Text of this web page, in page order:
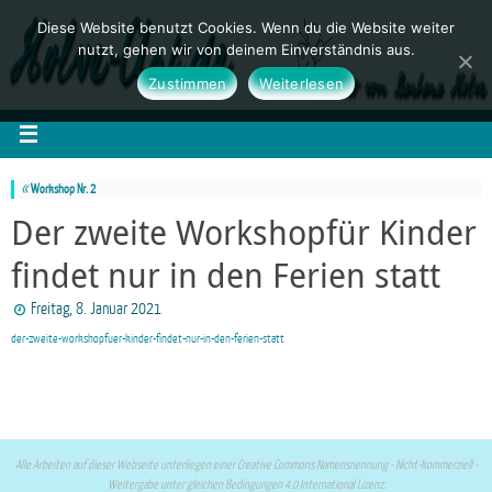
«Workshop Nr. 2
Der zweite Workshopfür Kinder
findet nur in den Ferien statt
Freitag, 8. Januar 2021
der-zweite-workshopfuer-kinder-findet-nur-in-den-ferien-statt
Alle Arbeiten auf dieser Webseite unterliegen einer Creative Commons Namensnennung - Nicht-kommerziell -
Weitergabe unter gleichen Bedingungen 4.0 International Lizenz.
Diese Website benutzt Cookies. Wenn du die Website weiter
nutzt, gehen wir von deinem Einverständnis aus.
Zustimmen
Weiterlesen